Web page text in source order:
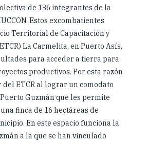
de 136 integrantes de la
Estos excombatientes
Territorial de Capacitación y
La Carmelita, en Puerto Asís,
para acceder a tierra para
productivos. Por esta razón
ETCR al lograr un comodato
Guzmán que les permite
finca de 16 hectáreas de
En este espacio funciona la
a la que se han vinculado